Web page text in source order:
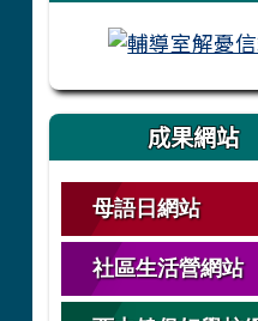
成果網站
母語日網站
社區生活營網站